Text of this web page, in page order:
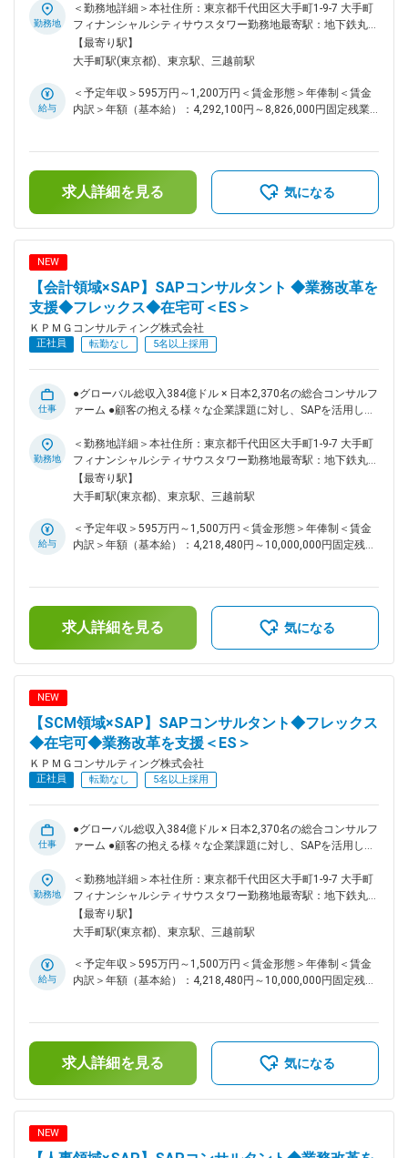
なストレッチはせず等身大の評価＋昇格するためのフォローが
充実 変更の範囲：会社の定める業務
切にするNo.1ファーム」 ●フレックス/男性育休取得率93%/働
く場所の複数選択肢等で柔軟な働き方が可能 本ポジションで
は、クライアントの抱える様々な企業課題に対し、SAPを活用
した業務改革のご支援を担って頂きます。 複数のチームを検
を踏まえ幅広くチームを検討いたします。 ■採用背景： 当社
はSAP社の監査を担当したこともあり、2024年にSAP社・コン
務内容： 1. 現状分析と構想策定、業務設計、アーキテクチャ
デザイン 2. システム構築（計画、設計・設定、展開） 3. 拡張
機能（Addon）設計 4. システム導入にあたってのユーザー側
支援（PMO含む） 5. グローバルERPプロジェクト（ロールイ
億円を投資しており、ファーム全体でのオンラインプログラム
るための体系的な育成の仕組みを用意しています。 ■おすすめ
ポイント ・中途入社の80%以上が業界未経験 ・穏やかな社風
ため、落ち着いた環境で質の高いコンサルを学べる結果、離職
率が業界内では低く長期就業が可能 ■KPMGグループについ
て： KPMGは監査法人、税理士法人、コンサルティングサービ
バルでは現在世界140ヵ国のメンバー、ファーム全体で約
276,000名のプロフェッショナルを擁し、サービスを提供して
変更の範囲：会社の定める業務
勤務地
＜勤務地詳細＞本社住所：東京都千代田区大手町1-9-7 大手町
フィナンシャルシティサウスタワー勤務地最寄駅：地下鉄丸ノ
内線／大手町駅受動喫煙対策：屋内全面禁煙変更の範囲：会社
の定める事業所（リモートワーク含む）
【最寄り駅】
大手町駅(東京都)、東京駅、三越前駅
給与
＜予定年収＞595万円～1,200万円＜賃金形態＞年俸制＜賃金
内訳＞年額（基本給）：4,292,100円～8,826,000円固定残業
給有無＞有＜残業手当＞有＜給与補足＞※予定年収はあくまで
も目安の金額であり、選考を通じて上下する可能性がありま
す。■賞与：年1回（会社業績と個人成績による）■給与モデ
ト：890万円35歳マネジャー：1,200万円賃金はあくまでも目
求人詳細を見る 気になる
NEW
【会計領域×SAP】SAPコンサルタント ◆業務改革を
支援◆フレックス◆在宅可＜ES＞
ＫＰＭＧコンサルティング株式会社
正社員 転勤なし 5名以上採用
仕事
●グローバル総収入384億ドル × 日本2,370名の総合コンサルフ
ァーム ●顧客の抱える様々な企業課題に対し、SAPを活用した
支える評価制度 ●フレックス/男性育休取得率93%/働く場所の
複数選択肢等で柔軟な働き方が可能 クライアントの抱える経
営課題（特に会計領域）に対し、SAP社が提供する最新テクノ
ロジーおよびKPMGが有する方法論・ノウハウ活用し業務改革
トの提案・導入における特に会計領域の中枢となる要員とし
て、構想策定・要件定義・設計開発・テストまでの一連の工程
定義、設定、アドオン設計・開発、テスト、移行 3. グローバ
ルプロジェクト推進…海外メンバーファームと協働してグロー
バルプロジェクト推進 4. ユーザ側支援…顧客チームの一員と
して、要件定義、データ移行、教育などを支援 ■プロジェクト
入 ・製造業の経費精算業務DX化に伴うConcur導入プロジェク
験からの入社 ・穏やかな社風でありながら、グローバルファ
ームとしてのナレッジが豊富のため、落ち着いた環境で質の高
いコンサルを学べる結果、離職率が業界内では低く長期就業が
可能 ・「人を大切にするNo1ファーム」を掲げており、無理
なストレッチはせず、等身大の評価＋昇格するためのフォロー
が充実 ■KPMGグループについて： KPMGは監査法人、税理士
ルファームです。KPMGグローバルでは現在世界140ヵ国のメ
ンバー、ファーム全体で約276,000名のプロフェッショナルを
consulting.jp/information/es/ 変更の範囲：会社の定める業務
勤務地
＜勤務地詳細＞本社住所：東京都千代田区大手町1-9-7 大手町
フィナンシャルシティサウスタワー勤務地最寄駅：地下鉄丸ノ
内線／大手町駅受動喫煙対策：屋内全面禁煙変更の範囲：会社
の定める事業所（リモートワーク含む）
【最寄り駅】
大手町駅(東京都)、東京駅、三越前駅
給与
＜予定年収＞595万円～1,500万円＜賃金形態＞年俸制＜賃金
内訳＞年額（基本給）：4,218,480円～10,000,000円固定残業
給有無＞有＜残業手当＞有＜給与補足＞※給与詳細は経験・能
力・前職給与等を踏まえて決定賃金はあくまでも目安の金額で
あり、選考を通じて上下する可能性があります。月給(月額)は
求人詳細を見る 気になる
NEW
【SCM領域×SAP】SAPコンサルタント◆フレックス
◆在宅可◆業務改革を支援＜ES＞
ＫＰＭＧコンサルティング株式会社
正社員 転勤なし 5名以上採用
仕事
●グローバル総収入384億ドル × 日本2,370名の総合コンサルフ
ァーム ●顧客の抱える様々な企業課題に対し、SAPを活用した
支える評価制度 ●フレックス/男性育休取得率93%/働く場所の
複数選択肢等で柔軟な働き方が可能 クライアントの抱えるサ
プライチェーンマネジメント（販売管理、購買管理・在庫管
理、生産管理、物流管理、需給管理等）に関する課題、また、
ンをベースに課題解決のご支援を担っていただきます。 ■業務
詳細： 1. 構想策定・実行計画策定（導入目的/取組テーマ検
ウト支援 3. 業務設計、ソリューションデザイン 4. システム構
築（設計、設定、展開）支援 5. 拡張機能（Addon）設計 ■プ
ロジェクト事例： ・製造業における基本構想策定～要件定義
～導入～本番移行 ・製造業における 海外工場基幹システム
IBP導入 ・商社におけるグローバルテンプレート導入支援（ロ
勤務地
＜勤務地詳細＞本社住所：東京都千代田区大手町1-9-7 大手町
フィナンシャルシティサウスタワー勤務地最寄駅：地下鉄丸ノ
内線／大手町駅受動喫煙対策：屋内全面禁煙変更の範囲：会社
の定める事業所（リモートワーク含む）
【最寄り駅】
大手町駅(東京都)、東京駅、三越前駅
給与
＜予定年収＞595万円～1,500万円＜賃金形態＞年俸制＜賃金
内訳＞年額（基本給）：4,218,480円～10,000,000円固定残業
給有無＞有＜残業手当＞有＜給与補足＞※給与詳細は経験・能
力・前職給与等を踏まえて決定賃金はあくまでも目安の金額で
あり、選考を通じて上下する可能性があります。月給(月額)は
求人詳細を見る 気になる
NEW